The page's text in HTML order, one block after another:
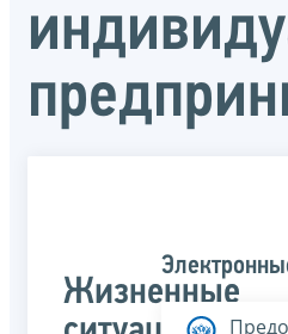
Жизненные